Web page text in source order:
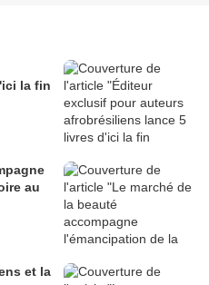
la fin
au
et la